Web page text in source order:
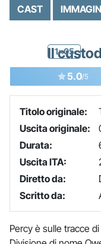
CAST
1x05
Il
5.0/5
Titolo originale:
Uscita originale:
Durata:
Uscita ITA:
Diretto da:
Scritto da:
Percy è sulle tracce